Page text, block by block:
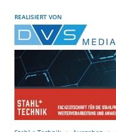
REALISIERT VON